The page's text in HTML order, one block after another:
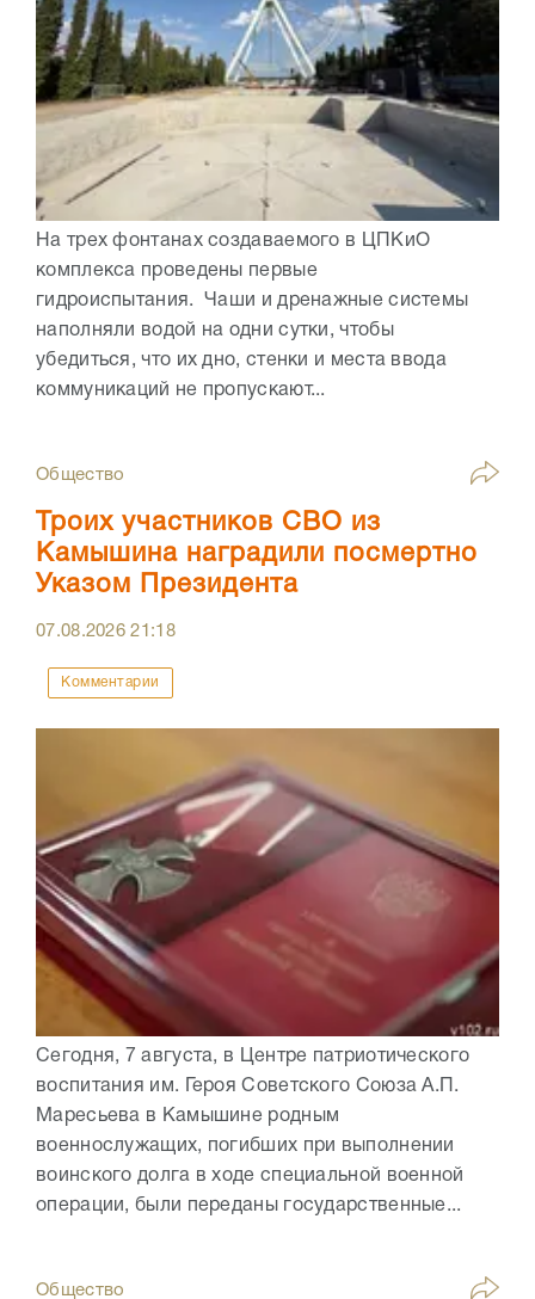
На трех фонтанах создаваемого в ЦПКиО
комплекса проведены первые
гидроиспытания. Чаши и дренажные системы
наполняли водой на одни сутки, чтобы
убедиться, что их дно, стенки и места ввода
коммуникаций не пропускают...
Общество
Троих участников СВО из
Камышина наградили посмертно
Указом Президента
07.08.202621:18
Комментарии
Сегодня, 7 августа, в Центре патриотического
воспитания им. Героя Советского Союза А.П.
Маресьева в Камышине родным
военнослужащих, погибших при выполнении
воинского долга в ходе специальной военной
операции, были переданы государственные...
Общество